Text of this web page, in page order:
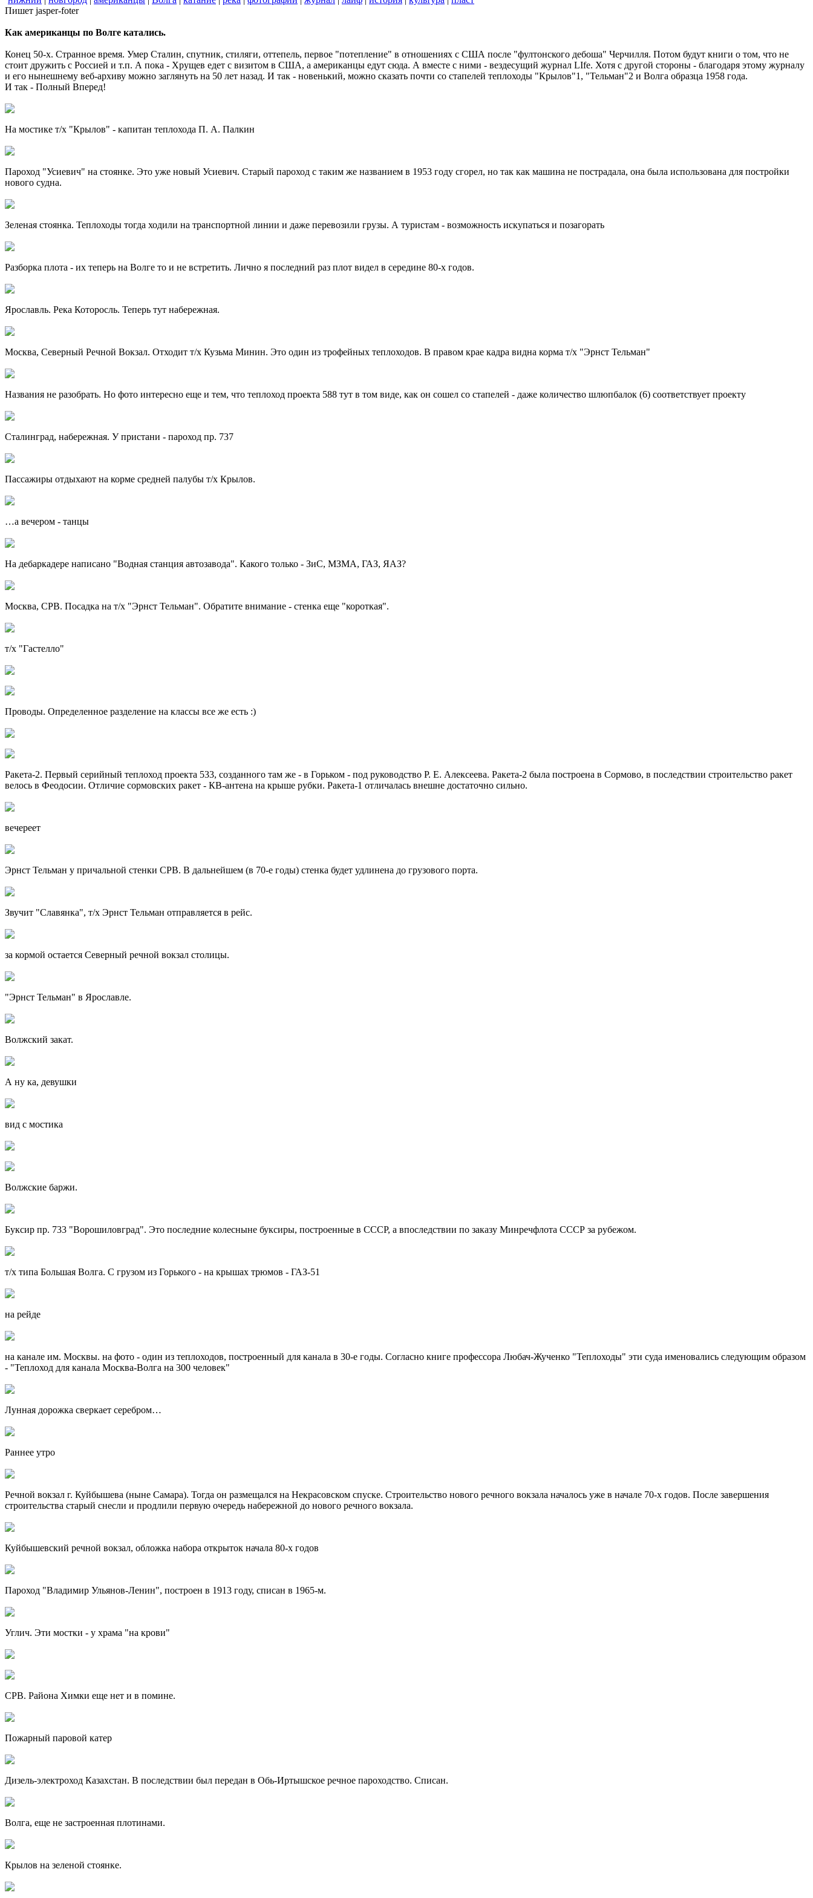
Пишет jasper-foter
Как американцы по Волге катались.
Конец 50-х. Странное время. Умер Сталин, спутник, стиляги, оттепель, первое "потепление" в отношениях с США после "фултонского дебоша" Черчилля. Потом будут книги о том, что не
стоит дружить с Россией и т.п. А пока - Хрущев едет с визитом в США, а американцы едут сюда. А вместе с ними - вездесущий журнал LIfe. Хотя с другой стороны - благодаря этому журналу
и его нынешнему веб-архиву можно заглянуть на 50 лет назад. И так - новенький, можно сказать почти со стапелей теплоходы "Крылов"1, "Тельман"2 и Волга образца 1958 года.
И так - Полный Вперед!
На мостике т/х "Крылов" - капитан теплохода П. А. Палкин
Пароход "Усиевич" на стоянке. Это уже новый Усиевич. Старый пароход с таким же названием в 1953 году сгорел, но так как машина не пострадала, она была использована для постройки
нового судна.
Зеленая стоянка. Теплоходы тогда ходили на транспортной линии и даже перевозили грузы. А туристам - возможность искупаться и позагорать
Разборка плота - их теперь на Волге то и не встретить. Лично я последний раз плот видел в середине 80-х годов.
Ярославль. Река Которосль. Теперь тут набережная.
Москва, Северный Речной Вокзал. Отходит т/х Кузьма Минин. Это один из трофейных теплоходов. В правом крае кадра видна корма т/х "Эрнст Тельман"
Названия не разобрать. Но фото интересно еще и тем, что теплоход проекта 588 тут в том виде, как он сошел со стапелей - даже количество шлюпбалок (6) соответствует проекту
Сталинград, набережная. У пристани - пароход пр. 737
Пассажиры отдыхают на корме средней палубы т/х Крылов.
…а вечером - танцы
На дебаркадере написано "Водная станция автозавода". Какого только - ЗиС, МЗМА, ГАЗ, ЯАЗ?
Москва, СРВ. Посадка на т/х "Эрнст Тельман". Обратите внимание - стенка еще "короткая".
т/х "Гастелло"
Проводы. Определенное разделение на классы все же есть :)
Ракета-2. Первый серийный теплоход проекта 533, созданного там же - в Горьком - под руководство Р. Е. Алексеева. Ракета-2 была построена в Сормово, в последствии строительство ракет
велось в Феодосии. Отличие сормовских ракет - КВ-антена на крыше рубки. Ракета-1 отличалась внешне достаточно сильно.
вечереет
Эрнст Тельман у причальной стенки СРВ. В дальнейшем (в 70-е годы) стенка будет удлинена до грузового порта.
Звучит "Славянка", т/х Эрнст Тельман отправляется в рейс.
за кормой остается Северный речной вокзал столицы.
"Эрнст Тельман" в Ярославле.
Волжский закат.
А ну ка, девушки
вид с мостика
Волжские баржи.
Буксир пр. 733 "Ворошиловград". Это последние колесныне буксиры, построенные в СССР, а впоследствии по заказу Минречфлота СССР за рубежом.
т/х типа Большая Волга. С грузом из Горького - на крышах трюмов - ГАЗ-51
на рейде
на канале им. Москвы. на фото - один из теплоходов, построенный для канала в 30-е годы. Согласно книге профессора Любач-Жученко "Теплоходы" эти суда именовались следующим образом
- "Теплоход для канала Москва-Волга на 300 человек"
Лунная дорожка сверкает серебром…
Раннее утро
Речной вокзал г. Куйбышева (ныне Самара). Тогда он размещался на Некрасовском спуске. Строительство нового речного вокзала началось уже в начале 70-х годов. После завершения
строительства старый снесли и продлили первую очередь набережной до нового речного вокзала.
Куйбышевский речной вокзал, обложка набора открыток начала 80-х годов
Пароход "Владимир Ульянов-Ленин", построен в 1913 году, списан в 1965-м.
Углич. Эти мостки - у храма "на крови"
СРВ. Района Химки еще нет и в помине.
Пожарный паровой катер
Дизель-электроход Казахстан. В последствии был передан в Обь-Иртышское речное пароходство. Списан.
Волга, еще не застроенная плотинами.
Крылов на зеленой стоянке.